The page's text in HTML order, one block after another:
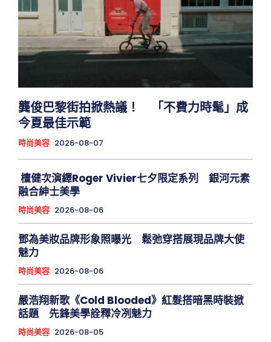
龔俊巴黎街拍掀熱議！ 「不費力時髦」成
今夏最佳示範
時尚美容 2026-08-07
檀健次演繹Roger Vivier七夕限定系列 銀河元素
融合紳士美學
時尚美容 2026-08-06
鄧為美妝品牌形象照曝光 鬆弛穿搭展現品牌大使
魅力
時尚美容 2026-08-06
嚴浩翔新歌《Cold Blooded》紅髮搭暗黑時裝掀
話題 先鋒美學詮釋冷冽魅力
時尚美容 2026-08-05